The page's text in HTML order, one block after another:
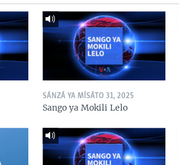
SÁNZÁ YA MÍSÁTO 31, 2025
Sango ya Mokili Lelo